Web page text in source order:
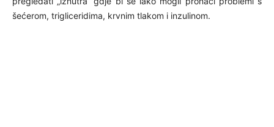
šećerom, trigliceridima, krvnim tlakom i inzulinom.